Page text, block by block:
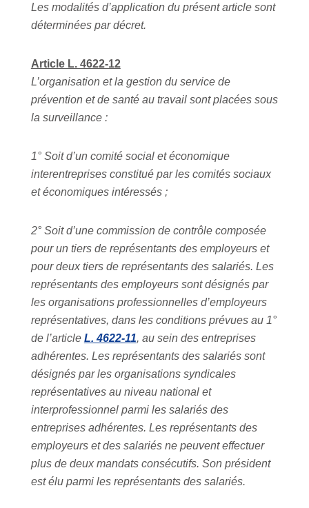
Les modalités d’application du présent article sont
déterminées par décret.
Article L. 4622-12
L’organisation et la gestion du service de
prévention et de santé au travail sont placées sous
la surveillance :
1° Soit d’un comité social et économique
interentreprises constitué par les comités sociaux
et économiques intéressés ;
2° Soit d’une commission de contrôle composée
pour un tiers de représentants des employeurs et
pour deux tiers de représentants des salariés. Les
représentants des employeurs sont désignés par
les organisations professionnelles d’employeurs
représentatives, dans les conditions prévues au 1°
de l’article L. 4622-11, au sein des entreprises
adhérentes. Les représentants des salariés sont
désignés par les organisations syndicales
représentatives au niveau national et
interprofessionnel parmi les salariés des
entreprises adhérentes. Les représentants des
employeurs et des salariés ne peuvent effectuer
plus de deux mandats consécutifs. Son président
est élu parmi les représentants des salariés.